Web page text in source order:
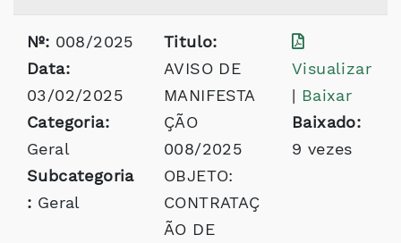
Nº: 008/2025
Data:
03/02/2025
Categoria:
Geral
Subcategoria
: Geral
Titulo:
AVISO DE
MANIFESTA
ÇÃO
008/2025
OBJETO:
CONTRATAÇ
ÃO DE
Visualizar
| Baixar
Baixado:
9 vezes